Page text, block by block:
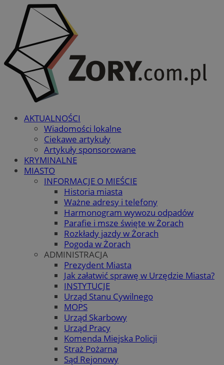
AKTUALNOŚCI
Wiadomości lokalne
Ciekawe artykuły
Artykuły sponsorowane
KRYMINALNE
MIASTO
INFORMACJE O MIEŚCIE
Historia miasta
Ważne adresy i telefony
Harmonogram wywozu odpadów
Parafie i msze święte w Żorach
Rozkłady jazdy w Żorach
Pogoda w Żorach
ADMINISTRACJA
Prezydent Miasta
Jak załatwić sprawę w Urzędzie Miasta?
INSTYTUCJE
Urząd Stanu Cywilnego
MOPS
Urząd Skarbowy
Urząd Pracy
Komenda Miejska Policji
Straż Pożarna
Sąd Rejonowy